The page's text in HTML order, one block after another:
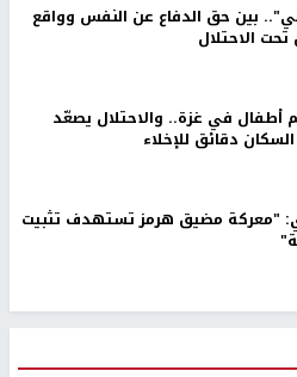
بين حق الدفاع عن النفس وواقع
الاحتلال
أطفال في غزة.. والاحتلال يصعّد
دقائق للإخلاء
"معركة مضيق هرمز تستهدف تثبيت